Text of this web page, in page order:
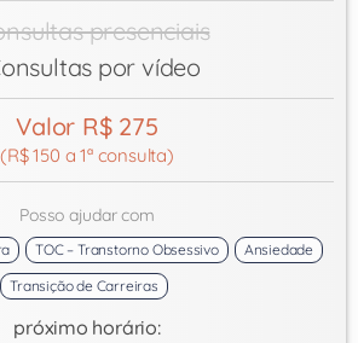
presenciais
por vídeo
Valor R$ 275
(R$ 150 a 1ª consulta)
Posso ajudar com
TOC – Transtorno Obsessivo
Ansiedade
Transição de Carreiras
próximo horário: